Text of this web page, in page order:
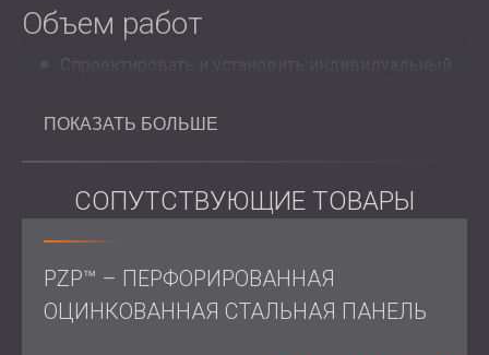
Объем работ
Спроектировать и установить индивидуальный
Убедитесь, что корпус обеспечивает
производственной линии.
Используйте материалы, обеспечивающие
высокую звукоизоляцию и долговечность,
Решение
ПОКАЗАТЬ БОЛЬШЕ
СОПУТСТВУЮЩИЕ ТОВАРЫ
PZP™ – ПЕРФОРИРОВАННАЯ
ОЦИНКОВАННАЯ СТАЛЬНАЯ ПАНЕЛЬ